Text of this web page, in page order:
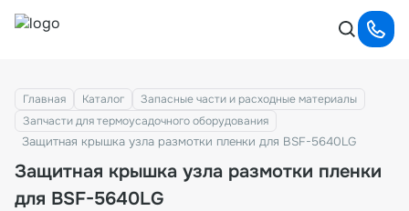
Главная Каталог
Запасные части и расходные материалы
Запчасти для термоусадочного оборудования
Защитная крышка узла размотки пленки для BSF-5640LG
Защитная крышка узла размотки пленки
для BSF-5640LG